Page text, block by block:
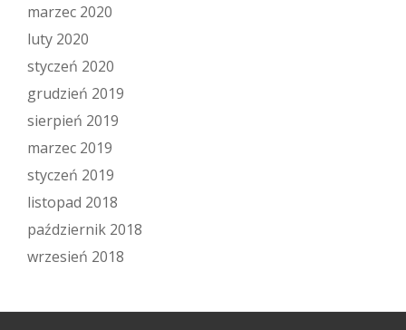
marzec 2020
luty 2020
styczeń 2020
grudzień 2019
sierpień 2019
marzec 2019
styczeń 2019
listopad 2018
październik 2018
wrzesień 2018